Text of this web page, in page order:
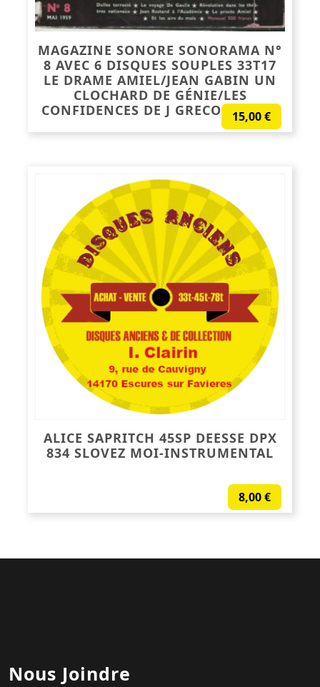
MAGAZINE SONORE SONORAMA N°
8 AVEC 6 DISQUES SOUPLES 33T17
LE DRAME AMIEL/JEAN GABIN UN
CLOCHARD DE GÉNIE/LES
CONFIDENCES DE J GRECO+DIVERS
15,00€
ALICE SAPRITCH 45SP DEESSE DPX
834 SLOVEZ MOI-INSTRUMENTAL
8,00€
Nous Joindre